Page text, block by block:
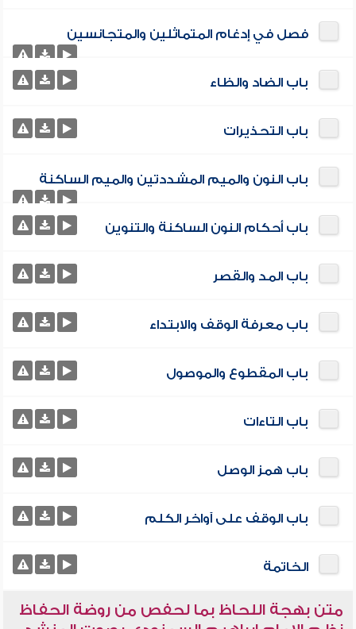
فصل في إدغام المتماثلين والمتجانسين
باب الضاد والظاء
باب التحذيرات
باب النون والميم المشددتين والميم الساكنة
باب أحكام النون الساكنة والتنوين
باب المد والقصر
باب معرفة الوقف والابتداء
باب المقطوع والموصول
باب التاءات
باب همز الوصل
باب الوقف على آواخر الكلم
الخاتمة
متن بهجة اللحاظ بما لحفص من روضة الحفاظ